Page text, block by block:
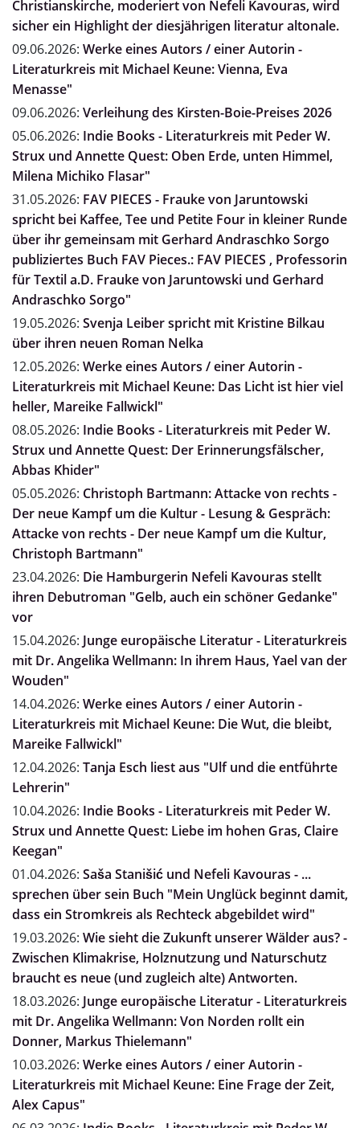
Christianskirche, moderiert von Nefeli Kavouras, wird
sicher ein Highlight der diesjährigen literatur altonale.
09.06.2026: Werke eines Autors / einer Autorin -
Literaturkreis mit Michael Keune: Vienna, Eva
Menasse"
09.06.2026: Verleihung des Kirsten-Boie-Preises 2026
05.06.2026: Indie Books - Literaturkreis mit Peder W.
Strux und Annette Quest: Oben Erde, unten Himmel,
Milena Michiko Flasar"
31.05.2026: FAV PIECES - Frauke von Jaruntowski
spricht bei Kaffee, Tee und Petite Four in kleiner Runde
über ihr gemeinsam mit Gerhard Andraschko Sorgo
publiziertes Buch FAV Pieces.: FAV PIECES , Professorin
für Textil a.D. Frauke von Jaruntowski und Gerhard
Andraschko Sorgo"
19.05.2026: Svenja Leiber spricht mit Kristine Bilkau
über ihren neuen Roman Nelka
12.05.2026: Werke eines Autors / einer Autorin -
Literaturkreis mit Michael Keune: Das Licht ist hier viel
heller, Mareike Fallwickl"
08.05.2026: Indie Books - Literaturkreis mit Peder W.
Strux und Annette Quest: Der Erinnerungsfälscher,
Abbas Khider"
05.05.2026: Christoph Bartmann: Attacke von rechts -
Der neue Kampf um die Kultur - Lesung & Gespräch:
Attacke von rechts - Der neue Kampf um die Kultur,
Christoph Bartmann"
23.04.2026: Die Hamburgerin Nefeli Kavouras stellt
ihren Debutroman "Gelb, auch ein schöner Gedanke"
vor
15.04.2026: Junge europäische Literatur - Literaturkreis
mit Dr. Angelika Wellmann: In ihrem Haus, Yael van der
Wouden"
14.04.2026: Werke eines Autors / einer Autorin -
Literaturkreis mit Michael Keune: Die Wut, die bleibt,
Mareike Fallwickl"
12.04.2026: Tanja Esch liest aus "Ulf und die entführte
Lehrerin"
10.04.2026: Indie Books - Literaturkreis mit Peder W.
Strux und Annette Quest: Liebe im hohen Gras, Claire
Keegan"
01.04.2026: Saša Stanišić und Nefeli Kavouras - ...
sprechen über sein Buch "Mein Unglück beginnt damit,
dass ein Stromkreis als Rechteck abgebildet wird"
19.03.2026: Wie sieht die Zukunft unserer Wälder aus? -
Zwischen Klimakrise, Holznutzung und Naturschutz
braucht es neue (und zugleich alte) Antworten.
18.03.2026: Junge europäische Literatur - Literaturkreis
mit Dr. Angelika Wellmann: Von Norden rollt ein
Donner, Markus Thielemann"
10.03.2026: Werke eines Autors / einer Autorin -
Literaturkreis mit Michael Keune: Eine Frage der Zeit,
Alex Capus"